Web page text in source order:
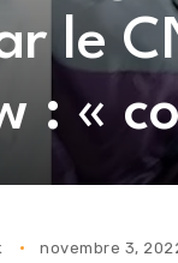
le
: «
novembre 3,